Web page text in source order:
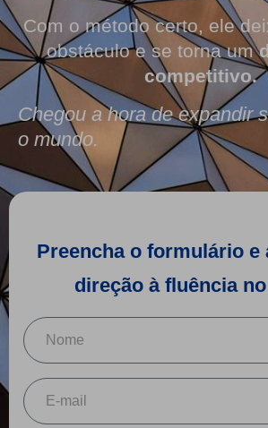
Com o método certo, ele
obstáculo e se torna um
competitivo.
Chegou a hora de expandir
o mundo.
Preencha o formulário e
direção à fluência